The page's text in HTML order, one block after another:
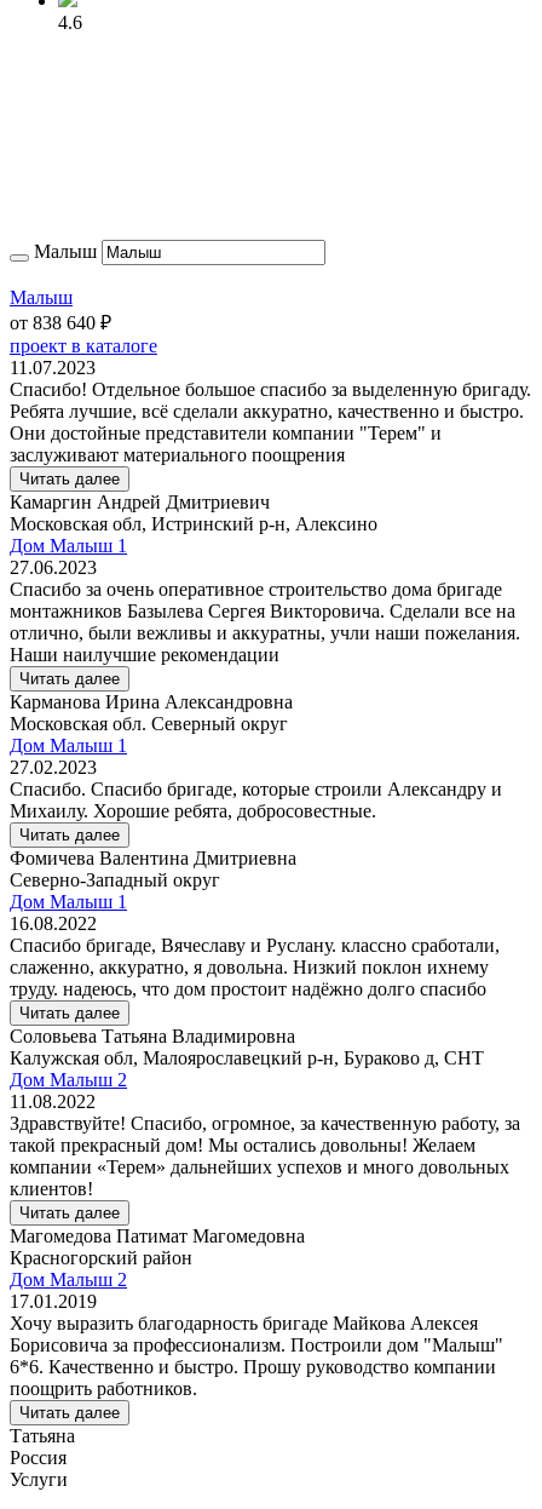
4.6
Малыш
Малыш
от 838 640 ₽
проект в каталоге
11.07.2023
Спасибо! Отдельное большое спасибо за выделенную бригаду.
Ребята лучшие, всё сделали аккуратно, качественно и быстро.
Они достойные представители компании "Терем" и
заслуживают материального поощрения
Читать далее
Камаргин Андрей Дмитриевич
Московская обл, Истринский р-н, Алексино
Дом Малыш 1
27.06.2023
Спасибо за очень оперативное строительство дома бригаде
монтажников Базылева Сергея Викторовича. Сделали все на
отлично, были вежливы и аккуратны, учли наши пожелания.
Наши наилучшие рекомендации
Читать далее
Карманова Ирина Александровна
Московская обл. Северный округ
Дом Малыш 1
27.02.2023
Спасибо. Спасибо бригаде, которые строили Александру и
Михаилу. Хорошие ребята, добросовестные.
Читать далее
Фомичева Валентина Дмитриевна
Северно-Западный округ
Дом Малыш 1
16.08.2022
Спасибо бригаде, Вячеславу и Руслану. классно сработали,
слаженно, аккуратно, я довольна. Низкий поклон ихнему
труду. надеюсь, что дом простоит надёжно долго спасибо
Читать далее
Соловьева Татьяна Владимировна
Калужская обл, Малоярославецкий р-н, Бураково д, СНТ
Дом Малыш 2
11.08.2022
Здравствуйте! Спасибо, огромное, за качественную работу, за
такой прекрасный дом! Мы остались довольны! Желаем
компании «Терем» дальнейших успехов и много довольных
клиентов!
Читать далее
Магомедова Патимат Магомедовна
Красногорский район
Дом Малыш 2
17.01.2019
Хочу выразить благодарность бригаде Майкова Алексея
Борисовича за профессионализм. Построили дом "Малыш"
6*6. Качественно и быстро. Прошу руководство компании
поощрить работников.
Читать далее
Татьяна
Россия
Услуги